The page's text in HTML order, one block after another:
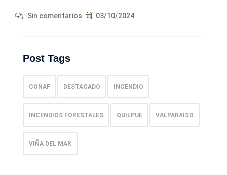
Sin comentarios 03/10/2024
Post Tags
CONAF DESTACADO INCENDIO
INCENDIOS FORESTALES QUILPUE VALPARAISO
VIÑA DEL MAR